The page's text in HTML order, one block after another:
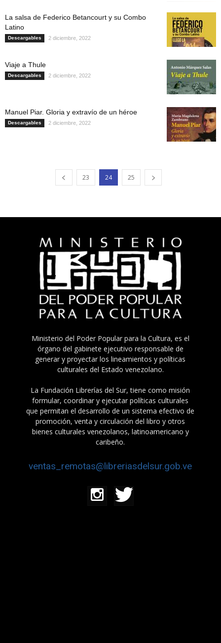
La salsa de Federico Betancourt y su Combo
Latino
Descargables 2 diciembre, 2022
Viaje a Thule
Descargables 2 diciembre, 2022
Manuel Piar. Gloria y extravío de un héroe
Descargables 2 diciembre, 2022
23 24 25
Ministerio del Poder Popular para la Cultura, es el
órgano del gabinete ejecutivo responsable de
generar y proyectar los lineamientos y políticas
culturales del Estado venezolano.
La Fundación Librerías del Sur, tiene como misión
formular, coordinar y ejecutar políticas culturales
que permitan el desarrollo de un sistema efectivo de
promoción, venta y circulación del libro y otros
bienes culturales venezolanos, latinoamericano y
caribeño.
ventas_remotas@libreriasdelsur.gob.ve